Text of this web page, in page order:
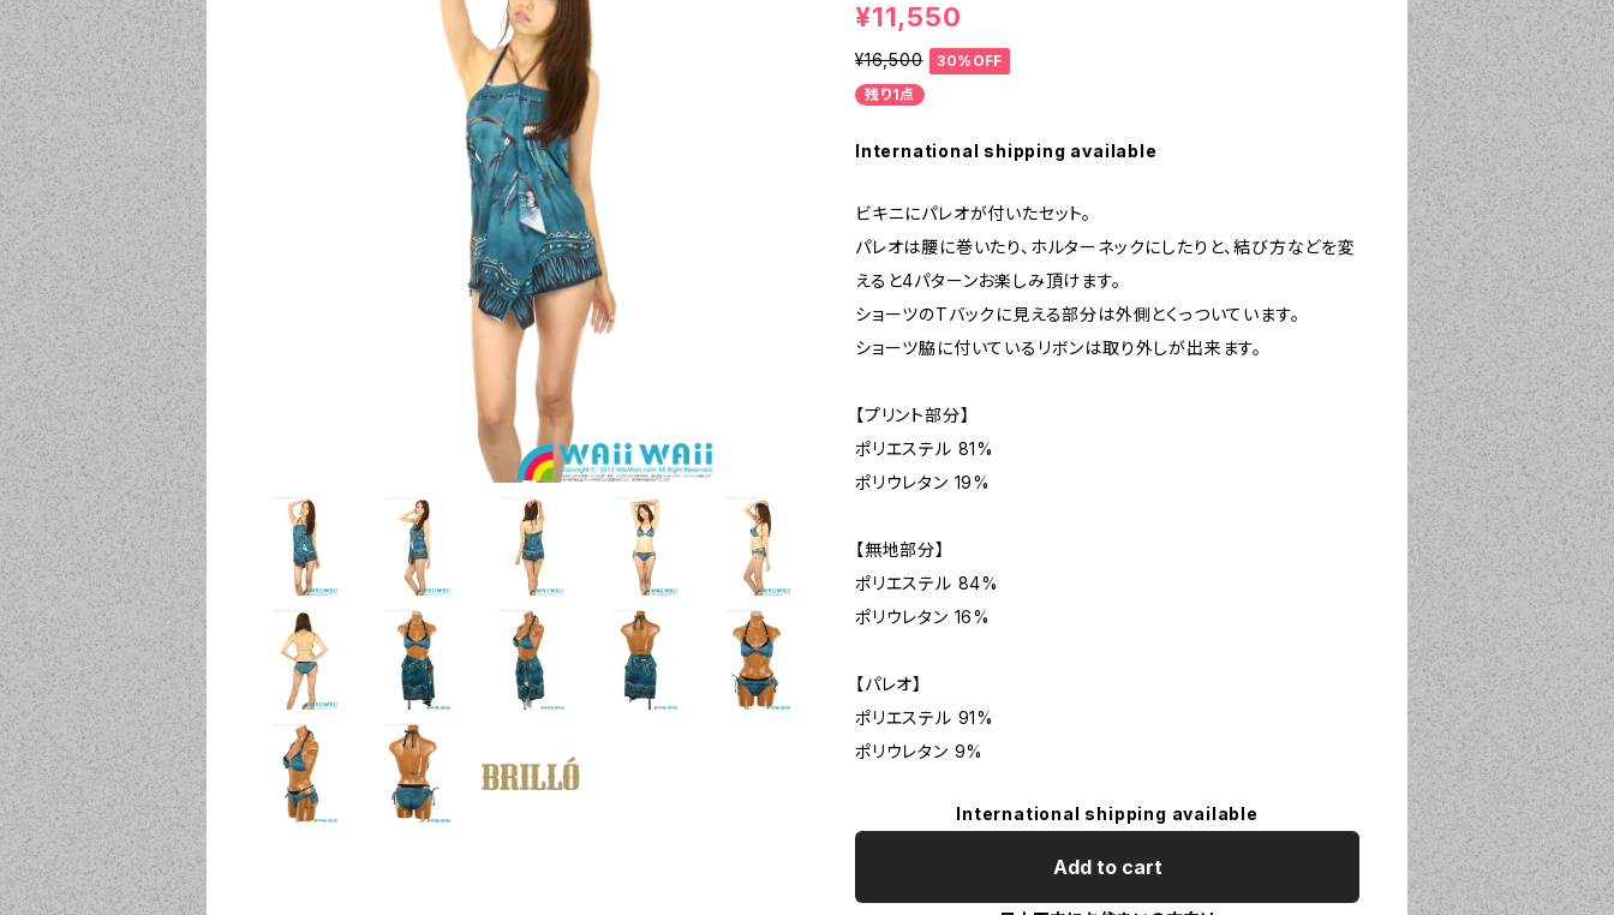
¥11,550
¥16,500
30%OFF
残り1点
International shipping available
ビキニにパレオが付いたセット。
パレオは腰に巻いたり、ホルターネックにしたりと、結び方などを変
えると4パターンお楽しみ頂けます。
ショーツのTバックに見える部分は外側とくっついています。
ショーツ脇に付いているリボンは取り外しが出来ます。
【プリント部分】
ポリエステル 81%
ポリウレタン 19%
【無地部分】
ポリエステル 84%
ポリウレタン 16%
【パレオ】
ポリエステル 91%
ポリウレタン 9%
International shipping available
Add to cart